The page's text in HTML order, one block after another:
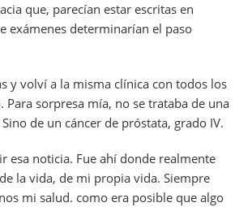
que, parecían estar escritas en
exámenes determinarían el paso
y volví a la misma clínica con todos los
Para sorpresa mía, no se trataba de una
de un cáncer de próstata, grado IV.
esa noticia. Fue ahí donde realmente
la vida, de mi propia vida. Siempre
mi salud. como era posible que algo